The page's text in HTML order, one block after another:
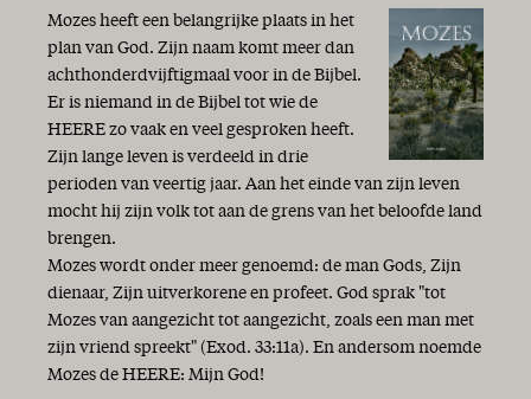
Op naar een betere wereld?!
Een vaste burcht is onze God
‘Optimist bij de gratie Gods’
Gods Woord geeft antwoord
Wees blij!
Vol goede moed!
Oorlog en vrede
Niet te geloven
Enerverende tijden
Woorden van waarheid en gezond verstand
De Heere is nabij
Hoop
Waarheid en leugen
Op weg … met maar één letter verschil
Mozes heeft een belangrijke plaats in het
plan van God. Zijn naam komt meer dan
achthonderdvijftigmaal voor in de Bijbel.
Er is niemand in de Bijbel tot wie de
HEERE zo vaak en veel gesproken heeft.
Zijn lange leven is verdeeld in drie
perioden van veertig jaar. Aan het einde van zijn leven
mocht hij zijn volk tot aan de grens van het beloofde land
brengen.
Mozes wordt onder meer genoemd: de man Gods, Zijn
dienaar, Zijn uitverkorene en profeet. God sprak "tot
Mozes van aangezicht tot aangezicht, zoals een man met
zijn vriend spreekt" (Exod. 33:11a). En andersom noemde
Mozes de HEERE: Mijn God!